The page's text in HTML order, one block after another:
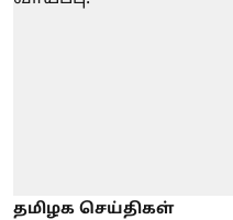
தமிழக செய்திகள்